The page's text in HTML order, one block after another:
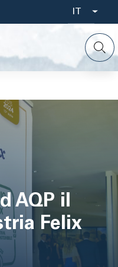
Select
your
IT
AQP il
Felix